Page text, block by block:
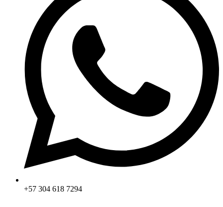
+57 304 618 7294